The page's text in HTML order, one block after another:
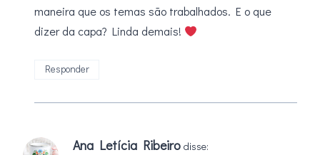
maneira que os temas são trabalhados. E o que
dizer da capa? Linda demais!
Responder
Ana Letícia Ribeiro disse: